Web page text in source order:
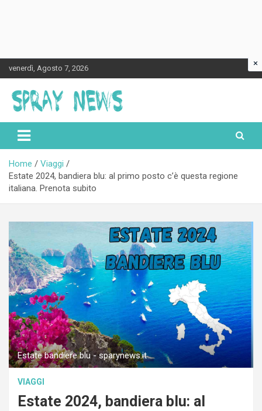
to
content
venerdì, Agosto 7, 2026
Spraynews.it
Home
Viaggi
Estate 2024, bandiera blu: al primo posto c’è questa regione
italiana. Prenota subito
Estate bandiere blu - sparynews.it
VIAGGI
Estate 2024, bandiera blu: al
×